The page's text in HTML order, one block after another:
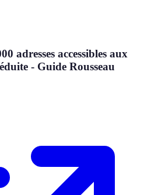
adresses accessibles aux
- Guide Rousseau